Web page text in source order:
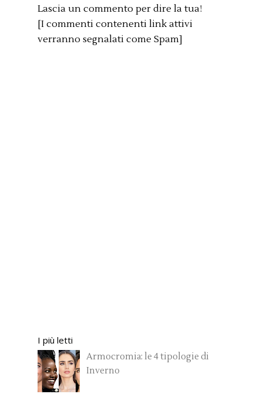
Lascia un commento per dire la tua!
[I commenti contenenti link attivi
verranno segnalati come Spam]
I più letti
Armocromia: le 4 tipologie di
Inverno